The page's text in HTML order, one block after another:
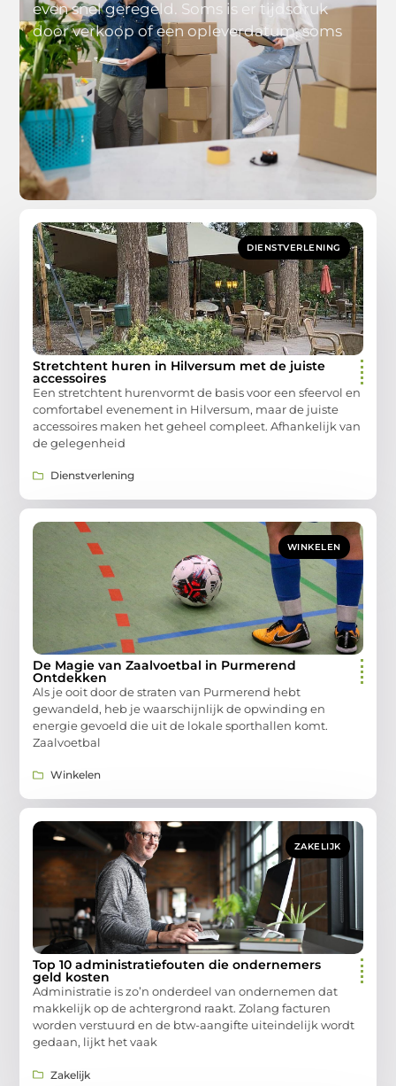
even snel geregeld. Soms is er tijdsdruk
door verkoop of een opleverdatum, soms
DIENSTVERLENING
Stretchtent huren in Hilversum met de juiste
accessoires
Een stretchtent hurenvormt de basis voor een sfeervol en
comfortabel evenement in Hilversum, maar de juiste
accessoires maken het geheel compleet. Afhankelijk van
de gelegenheid
Dienstverlening
WINKELEN
De Magie van Zaalvoetbal in Purmerend
Ontdekken
Als je ooit door de straten van Purmerend hebt
gewandeld, heb je waarschijnlijk de opwinding en
energie gevoeld die uit de lokale sporthallen komt.
Zaalvoetbal
Winkelen
ZAKELIJK
Top 10 administratiefouten die ondernemers
geld kosten
Administratie is zo’n onderdeel van ondernemen dat
makkelijk op de achtergrond raakt. Zolang facturen
worden verstuurd en de btw-aangifte uiteindelijk wordt
gedaan, lijkt het vaak
Zakelijk